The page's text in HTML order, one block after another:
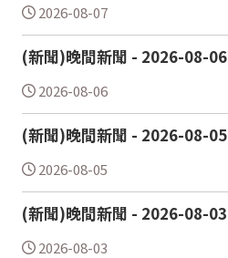
2026-08-07
(新聞)晚間新聞 - 2026-08-06
2026-08-06
(新聞)晚間新聞 - 2026-08-05
2026-08-05
(新聞)晚間新聞 - 2026-08-03
2026-08-03